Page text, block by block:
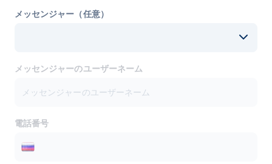
メッセンジャー（任意）
メッセンジャーのユーザーネーム
電話番号